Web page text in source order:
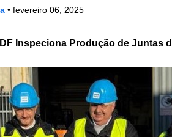
• fevereiro 06, 2025
Inspeciona Produção de Juntas